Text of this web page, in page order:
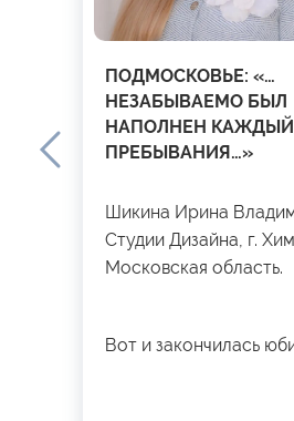
ПОДМОСКОВЬЕ: «…
НЕЗАБЫВАЕМО БЫЛ
НАПОЛНЕН КАЖДЫЙ
ПРЕБЫВАНИЯ…»
Шикина Ирина
Студии Дизайна, г.
Московская область.
Вот и закончилась